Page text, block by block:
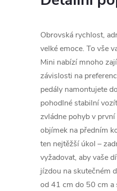
Obrovská rychlost,
velké emoce. To vše
Mini nabízí mnoho
závislosti na
pedály namontujete
pohodlné stabilní
zvládne pohyb v první
objímek na předním
ten nejtěžší úkol –
vyžadovat, aby vaše
jízdou na skutečném
od 41 cm do 50 cm a